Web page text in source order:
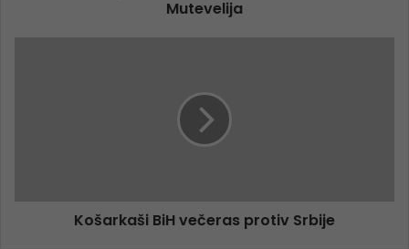
Mutevelija
Košarkaši BiH večeras protiv Srbije